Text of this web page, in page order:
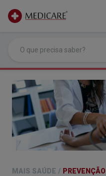
MAIS SAÚDE / PREVENÇÃO